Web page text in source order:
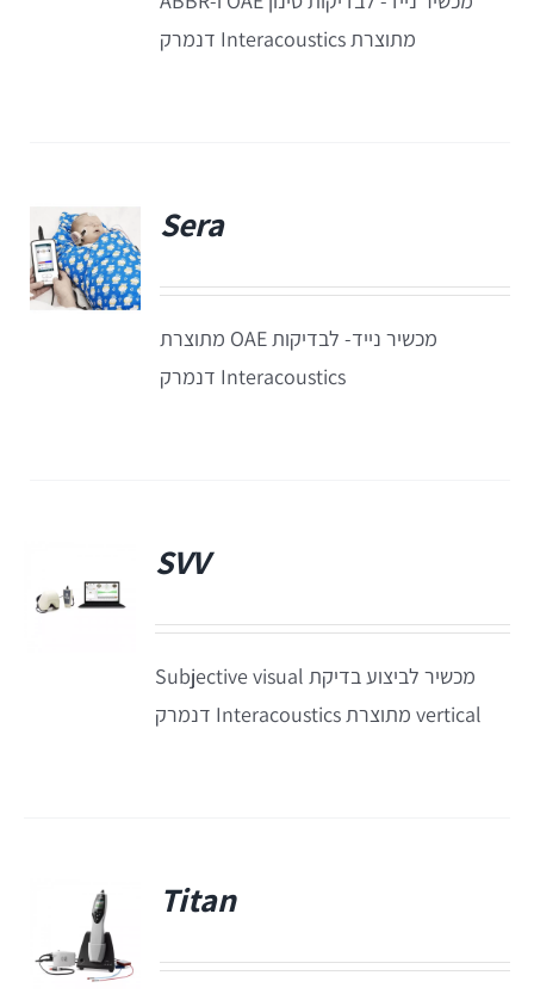
מתוצרת Interacoustics דנמרק
Sera
מכשיר נייד- לבדיקות OAE מתוצרת
Interacoustics דנמרק
SVV
מכשיר לביצוע בדיקת Subjective visual
vertical מתוצרת Interacoustics דנמרק
Titan